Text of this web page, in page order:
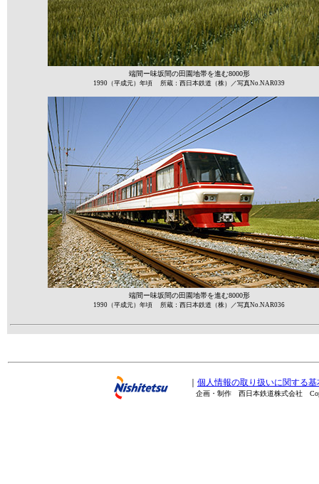
端間ー味坂間の田園地帯を進む8000形
1990（平成元）年頃 所蔵：西日本鉄道（株）／写真No.NAR039
端間ー味坂間の田園地帯を進む8000形
1990（平成元）年頃 所蔵：西日本鉄道（株）／写真No.NAR036
個人情報の取り扱いに関する基
企画・制作 西日本鉄道株式会社